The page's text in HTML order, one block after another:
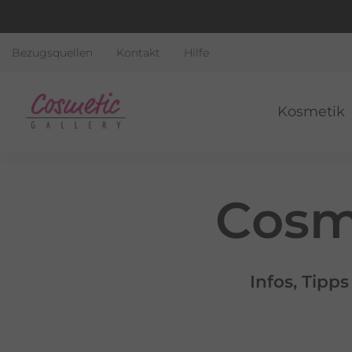
Bezugsquellen Kontakt Hilfe
Kosmetik
Infos,